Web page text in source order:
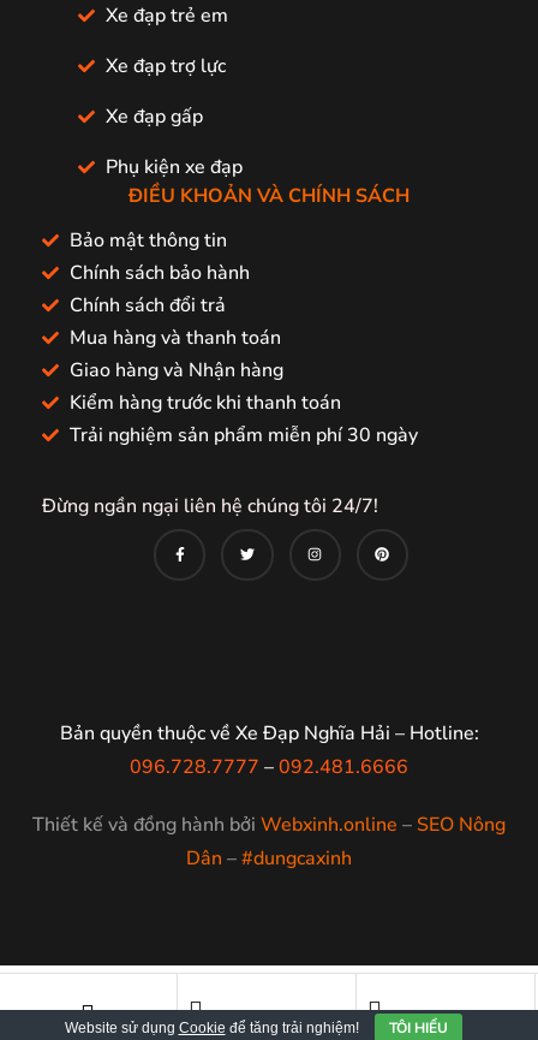
Xe đạp trẻ em
Xe đạp trợ lực
Xe đạp gấp
Phụ kiện xe đạp
ĐIỀU KHOẢN VÀ CHÍNH SÁCH
Bảo mật thông tin
Chính sách bảo hành
Chính sách đổi trả
Mua hàng và thanh toán
Giao hàng và Nhận hàng
Kiểm hàng trước khi thanh toán
Trải nghiệm sản phẩm miễn phí 30 ngày
Đừng ngần ngại liên hệ chúng tôi 24/7!
Bản quyền thuộc về Xe Đạp Nghĩa Hải – Hotline:
096.728.7777 –092.481.6666
Thiết kế và đồng hành bởi Webxinh.online – SEO Nông
Dân –#dungcaxinh
Website sử dụng Cookie để tăng trải nghiệm! TÔI HIỂU